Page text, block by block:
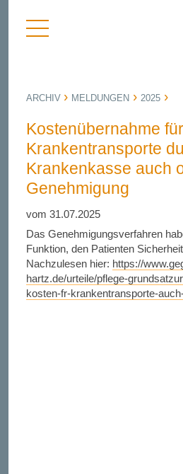
Menü
anzeigen
ARCHIV MELDUNGEN 2025
Kostenübernahme für
Krankentransporte
Krankenkasse auch
Genehmigung
vom 31.07.2025
Das Genehmigungsverfahren
Funktion, den Patienten
Nachzulesen hier: https://
hartz.de/urteile/pflege-
kosten-fr-krankentransporte-